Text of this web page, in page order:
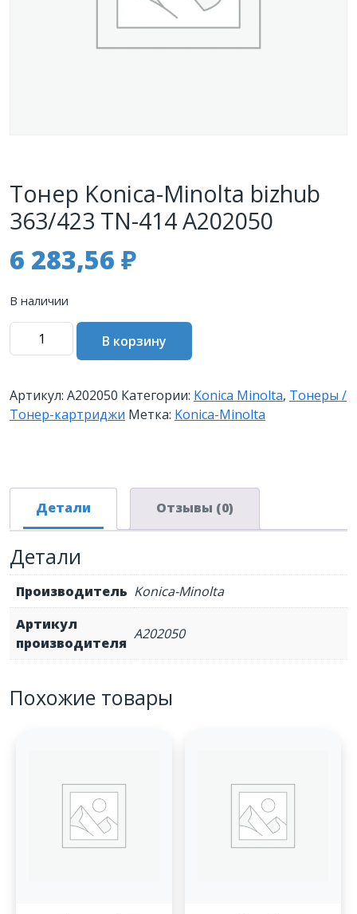
Тонер Konica-Minolta bizhub
363/423 TN-414 A202050
6 283,56 ₽
В наличии
Количество
товара
Konica-
Minolta
bizhub
414
A202050
В корзину
Артикул: A202050 Категории: Konica Minolta, Тонеры /
Тонер-картриджи Метка: Konica-Minolta
Детали Отзывы (0)
Детали
Производитель Konica-Minolta
Артикул
производителя
A202050
Похожие товары